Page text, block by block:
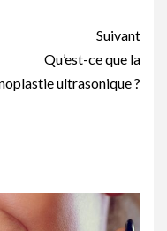
Suivant
Qu’est-ce que la
ultrasonique ?